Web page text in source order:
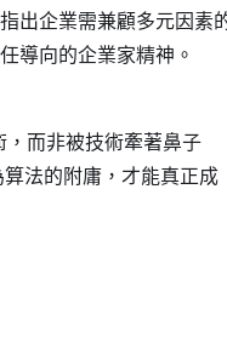
出企業需兼顧多元因素
導向的企業家精神。
而非被技術牽著鼻子
法的附庸，才能真正成